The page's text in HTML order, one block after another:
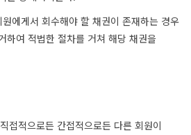
에게서 회수해야 할 채권이 존재하는 경우
하여 적법한 절차를 거쳐 해당 채권을
접적으로든 간접적으로든 다른 회원이